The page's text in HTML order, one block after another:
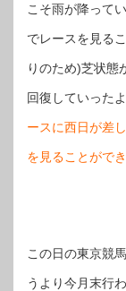
こそ雨が降って
でレースを見る
りのため)芝状態
回復していったよ
ースに西日が差
を見ることがで
この日の東京競
うより今月末行